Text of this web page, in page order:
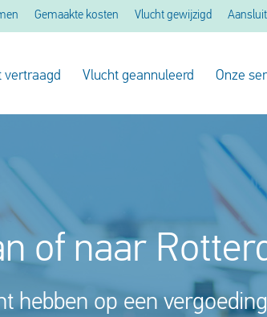
Gemaakte kosten Vlucht gewijzigd
vertraagd Vlucht geannuleerd Onze
of naar
hebben op een vergoeding